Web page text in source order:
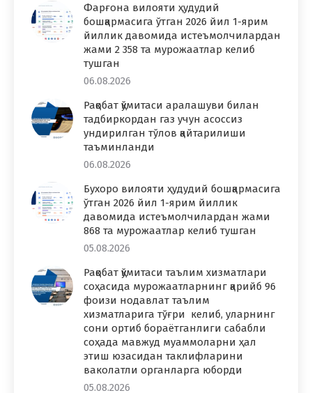
Фарғона вилояти ҳудудий
бошқармасига ўтган 2026 йил 1-ярим
йиллик давомида истеъмолчилардан
жами 2 358 та мурожаатлар келиб
тушган
06.08.2026
Рақобат қўмитаси аралашуви билан
тадбиркордан газ учун асоссиз
ундирилган тўлов қайтарилиши
таъминланди
06.08.2026
Бухоро вилояти ҳудудий бошқармасига
ўтган 2026 йил 1-ярим йиллик
давомида истеъмолчилардан жами
868 та мурожаатлар келиб тушган
05.08.2026
Рақобат қўмитаси таълим хизматлари
соҳасида мурожаатларнинг қарийб 96
фоизи нодавлат таълим
хизматларига тўғри келиб, уларнинг
сони ортиб бораётганлиги сабабли
соҳада мавжуд муаммоларни ҳал
этиш юзасидан таклифларини
ваколатли органларга юборди
05.08.2026